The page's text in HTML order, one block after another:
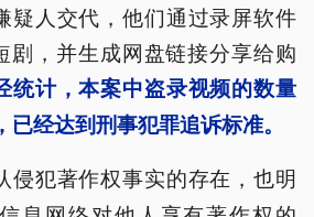
疑人交代，他们通过录屏软件
剧，并生成网盘链接分享给购
统计，本案中盗录视频的数量
经达到刑事犯罪追诉标准。
侵犯著作权事实的存在，也明